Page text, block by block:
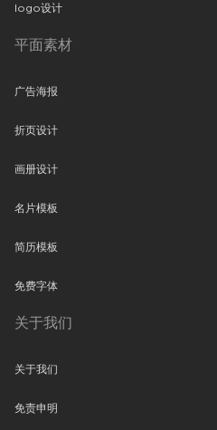
logo设计
平面素材
广告海报
折页设计
画册设计
名片模板
简历模板
免费字体
关于我们
关于我们
免责申明